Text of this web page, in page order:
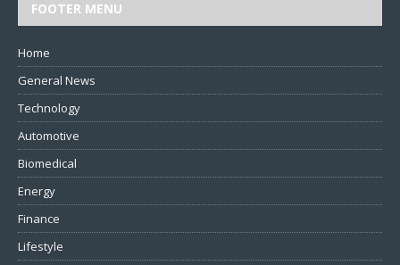
FOOTER MENU
Home
General News
Technology
Automotive
Biomedical
Energy
Finance
Lifestyle